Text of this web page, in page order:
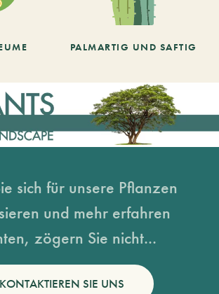
PALMARTIG UND SAFTIG
sich für unsere Pflanzen
und mehr erfahren
zögern Sie nicht...
KONTAKTIEREN SIE UNS